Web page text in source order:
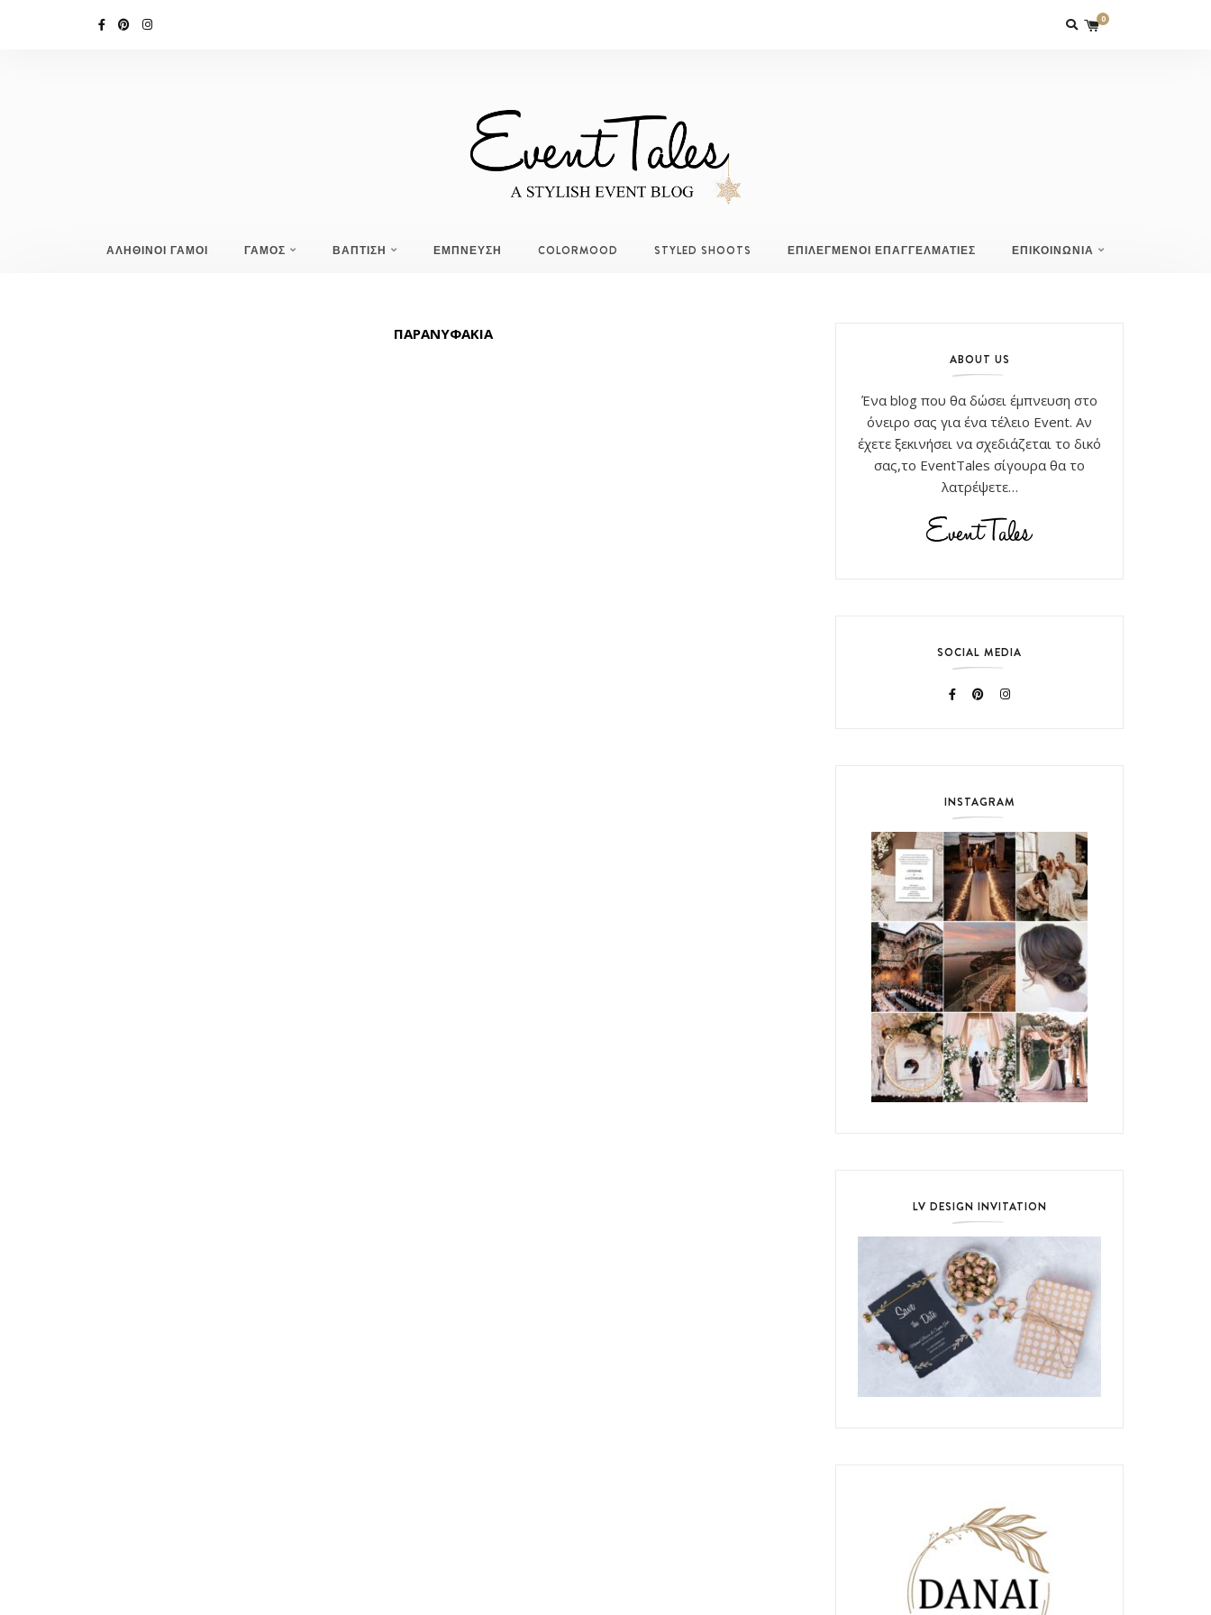
0
ΑΛΗΘΙΝΟΙ ΓΑΜΟΙ ΓΑΜΟΣ ΒΑΠΤΙΣΗ ΕΜΠΝΕΥΣΗ COLORMOOD STYLED SHOOTS ΕΠΙΛΕΓΜΕΝΟΙ ΕΠΑΓΓΕΛΜΑΤΙΕΣ ΕΠΙΚΟΙΝΩΝΙΑ
ΠΑΡΑΝΥΦΑΚΙΑ
ABOUT US
Ένα blog που θα δώσει έμπνευση στο
όνειρο σας για ένα τέλειο Event. Αν
έχετε ξεκινήσει να σχεδιάζεται το δικό
σας,το EventTales σίγουρα θα το
λατρέψετε…
SOCIAL MEDIA
INSTAGRAM
LV DESIGN INVITATION